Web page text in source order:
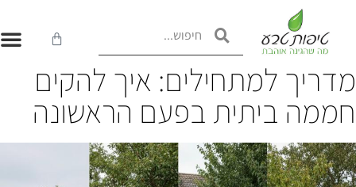
למתחילים: איך להקים
ביתית בפעם הראשונה